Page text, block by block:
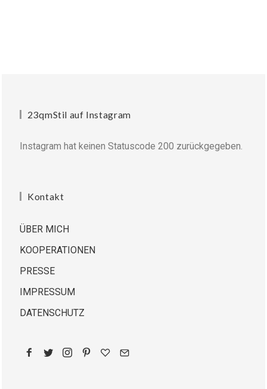
23qmStil auf Instagram
Instagram hat keinen Statuscode 200 zurückgegeben.
Kontakt
ÜBER MICH
KOOPERATIONEN
PRESSE
IMPRESSUM
DATENSCHUTZ